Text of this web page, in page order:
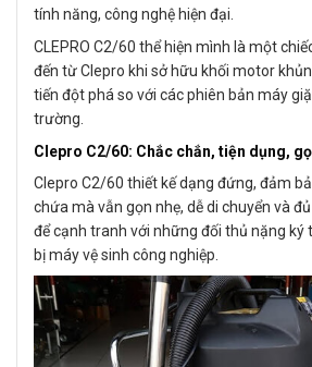
tính năng, công nghệ hiện đại.
CLEPRO C2/60 thể hiện mình là một
đến từ Clepro khi sở hữu khối motor
tiến đột phá so với các phiên bản máy
trường.
Clepro C2/60: Chắc chắn, tiện dụng,
Clepro C2/60 thiết kế dạng đứng, đảm
chứa mà vẫn gọn nhẹ, dễ di chuyển và
để cạnh tranh với những đối thủ nặng
bị máy vệ sinh công nghiệp.